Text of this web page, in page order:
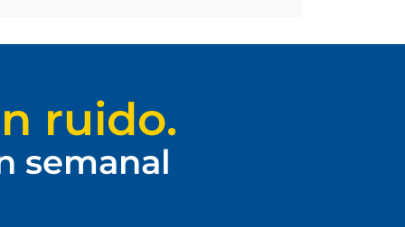
ruido.
semanal